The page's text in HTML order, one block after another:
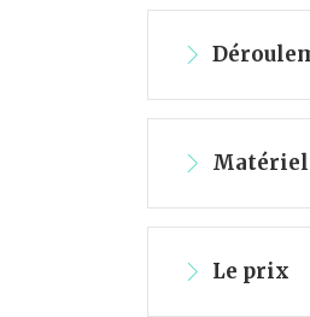
Matériel
Le prix